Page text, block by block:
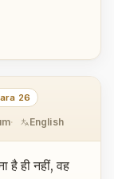
26
English
है ही नहीं, वह